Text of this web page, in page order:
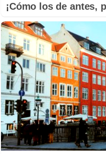
¡Cómo los de antes,